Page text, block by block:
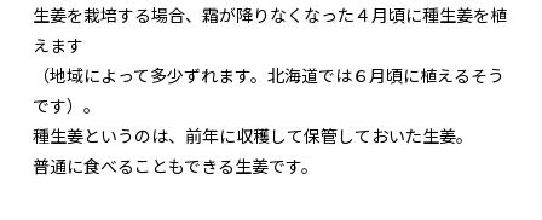
生姜を栽培する場合、霜が降りなくなった４月頃に種生姜を植
えます
（地域によって多少ずれます。北海道では６月頃に植えるそう
です）。
種生姜というのは、前年に収穫して保管しておいた生姜。
普通に食べることもできる生姜です。